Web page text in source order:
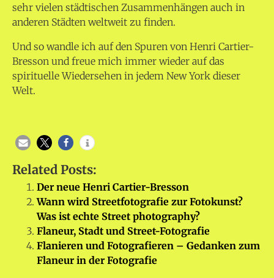
sehr vielen städtischen Zusammenhängen auch in
anderen Städten weltweit zu finden.
Und so wandle ich auf den Spuren von Henri Cartier-
Bresson und freue mich immer wieder auf das
spirituelle Wiedersehen in jedem New York dieser
Welt.
Related Posts:
Der neue Henri Cartier-Bresson
Wann wird Streetfotografie zur Fotokunst?
Was ist echte Street photography?
Flaneur, Stadt und Street-Fotografie
Flanieren und Fotografieren – Gedanken zum
Flaneur in der Fotografie